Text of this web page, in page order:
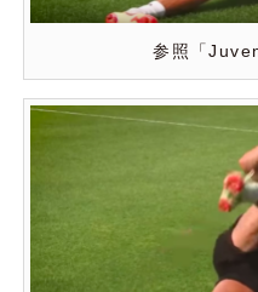
参照「